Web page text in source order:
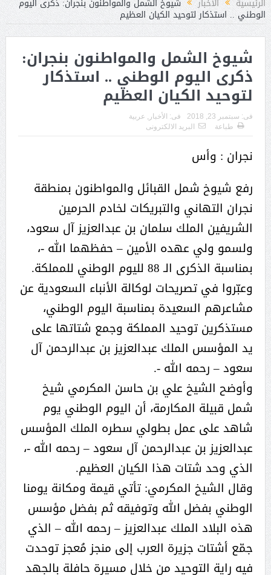
الوطني .. استذكار لتوحيد الكيان العظيم
شيوخ الشمل والمواطنون بنجران:
ذكرى اليوم الوطني .. استذكار
لتوحيد الكيان العظيم
فى: سبتمبر 23, 2018 فى: الأخبار
عربية
طباعة
البريد الالكترونى
نجران : وأس
رفع شيوخ شمل القبائل والمواطنون بمنطقة
نجران التهاني والتبريكات لخادم الحرمين
الشريفين الملك سلمان بن عبدالعزيز آل سعود،
ولسمو ولي عهده الأمين – حفظهما الله -،
بمناسبة الذكرى الـ 88 لليوم الوطني للمملكة.
وعبّروا في تصريحات لوكالة الأنباء السعودية عن
مشاعرهم السعيدة بمناسبة اليوم الوطني،
مستذكرين توحيد المملكة وجمع شتاتها على
يد المؤسس الملك عبدالعزيز بن عبدالرحمن آل
سعود – رحمه الله -.
وأوضح الشيخ علي بن حاسن المكرمي شيخ
شمل قبيلة المكارمة، أن اليوم الوطني يوم
شاهد على عمل بطولي سطره الملك المؤسس
عبدالعزيز بن عبدالرحمن آل سعود – رحمه الله -،
الذي وحد شتات هذا الكيان العظيم.
وقال الشيخ المكرمي: تأتي قيمة ومكانة يومنا
الوطني بفضل الله وتوفيقه ثم بفضل مؤسس
هذه البلاد الملك عبدالعزيز – رحمه الله – الذي
جمّع أشتات جزيرة العرب إلى منجز مُعجز توحدت
فيه راية التوحيد من خلال مسيرة حافلة بالجهد